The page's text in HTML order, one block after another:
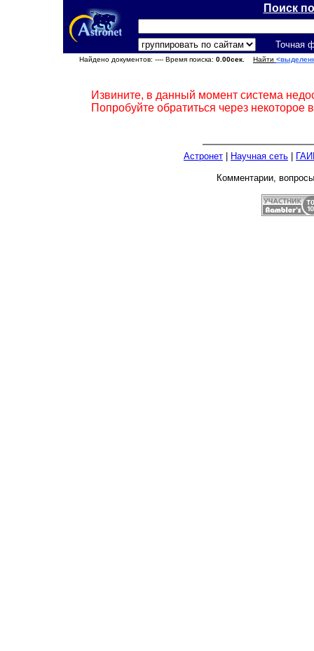
Поиск
Точная
Найдено документов: ---- Время поиска: 0.00сек. Найти
Извините, в данный момент система
Попробуйте обратиться через некоторое
Астронет Научная сеть
Комментарии,